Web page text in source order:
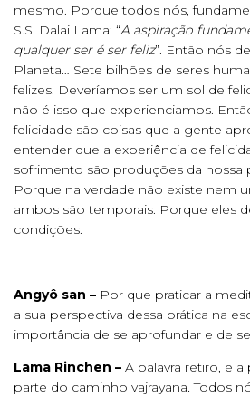
mesmo. Porque todos nós,
S.S. Dalai Lama: “A aspiração
qualquer ser é ser feliz”. Então nós
Planeta… Sete bilhões de seres
felizes. Deveríamos ser um sol de
não é isso que experienciamos.
felicidade são coisas que a gente
entender que a experiência de
sofrimento são produções da nossa
Porque na verdade não existe nem
ambos são temporais. Porque eles
condições.
Angyô san – Por que praticar a
a sua perspectiva dessa prática na
importância de se aprofundar e de
Lama Rinchen – A palavra retiro, e
parte do caminho vajrayana. Todos